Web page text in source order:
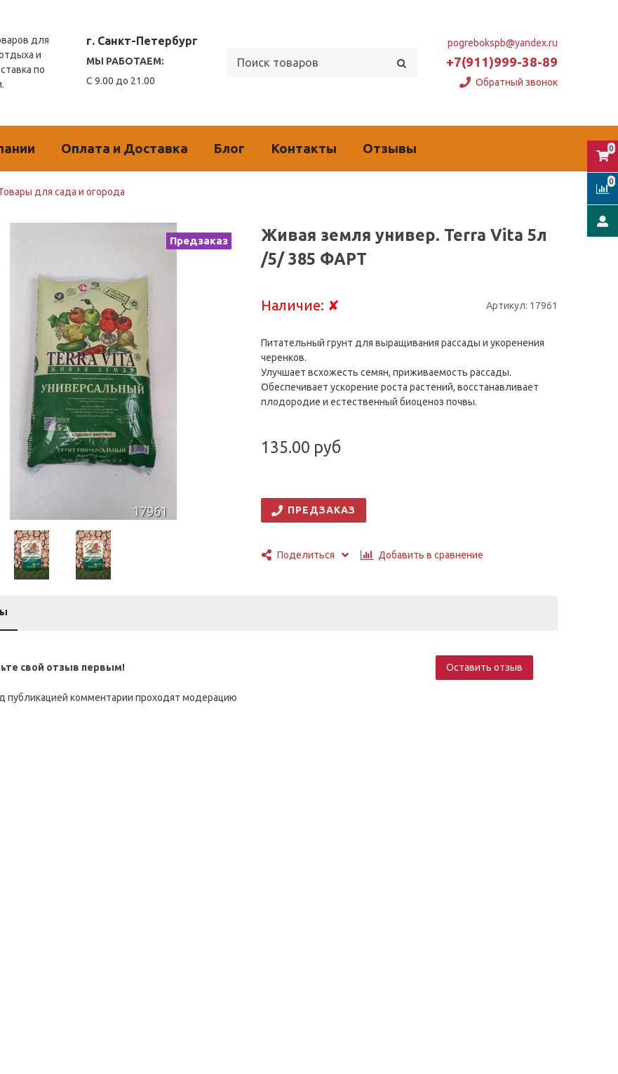
для
и
по
г. Санкт-Петербург
МЫ РАБОТАЕМ:
С 9.00 до 21.00
pogrebokspb@yandex.ru
+7(911)999-38-89
Обратный звонок
Оплата и Доставка Блог Контакты Отзывы
для сада и огорода
Предзаказ
Живая земля универ. Terra Vita 5л
/5/ 385 ФАРТ
Наличие: ✘ Артикул: 17961
Питательный грунт для выращивания рассады и укоренения
черенков.
Улучшает всхожесть семян, приживаемость рассады.
Обеспечивает ускорение роста растений, восстанавливает
плодородие и естественный биоценоз почвы.
135.00 руб
ПРЕДЗАКАЗ
Поделиться Добавить в сравнение
свой отзыв первым! Оставить отзыв
публикацией комментарии проходят модерацию
0
0